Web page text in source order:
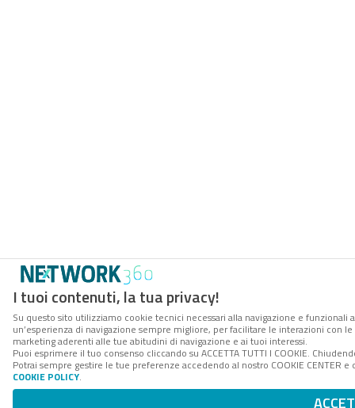
I tuoi contenuti, la tua privacy!
Su questo sito utilizziamo cookie tecnici necessari alla navigazione e
un’esperienza di navigazione sempre migliore, per facilitare le interazioni con
marketing aderenti alle tue abitudini di navigazione e ai tuoi interessi.
Puoi esprimere il tuo consenso cliccando su ACCETTA TUTTI I COOKIE.
Potrai sempre gestire le tue preferenze accedendo al nostro COOKIE
COOKIE POLICY.